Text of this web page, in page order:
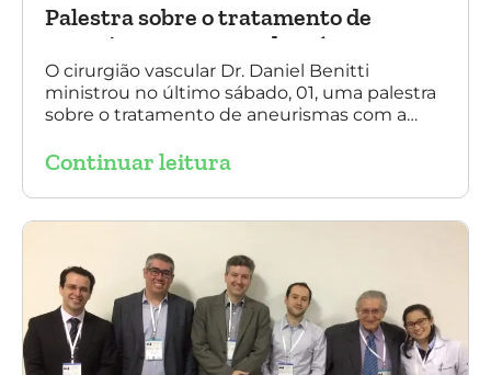
Palestra sobre o tratamento de
aneurismas com a endoprótese
multilayer, em Porto Alegre
O cirurgião vascular Dr. Daniel Benitti
ministrou no último sábado, 01, uma palestra
sobre o tratamento de aneurismas com a
foto, Dr. Daniel Benitti (ao centro) com os
Angiologia e Cirurgia Vascular do Rio Grande
do Sul.
Continuar leitura